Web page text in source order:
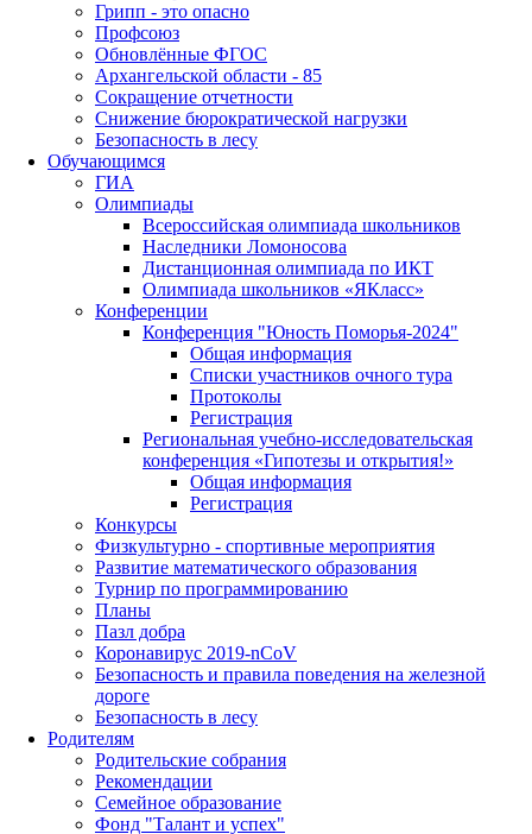
Грипп - это опасно
Профсоюз
Обновлённые ФГОС
Архангельской области - 85
Сокращение отчетности
Снижение бюрократической нагрузки
Безопасность в лесу
Обучающимся
ГИА
Олимпиады
Всероссийская олимпиада школьников
Наследники Ломоносова
Дистанционная олимпиада по ИКТ
Олимпиада школьников «ЯКласс»
Конференции
Конференция "Юность Поморья-2024"
Общая информация
Списки участников очного тура
Протоколы
Регистрация
Региональная учебно-исследовательская
конференция «Гипотезы и открытия!»
Общая информация
Регистрация
Конкурсы
Физкультурно - спортивные мероприятия
Развитие математического образования
Турнир по программированию
Планы
Пазл добра
Коронавирус 2019-nCoV
Безопасность и правила поведения на железной
дороге
Безопасность в лесу
Родителям
Родительские собрания
Рекомендации
Семейное образование
Фонд "Талант и успех"